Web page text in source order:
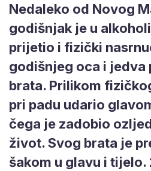
Nedaleko od Novog
godišnjak je u
prijetio i fizički
godišnjeg oca i jedva
brata. Prilikom
pri padu udario
čega je zadobio
život. Svog brata je
šakom u glavu i